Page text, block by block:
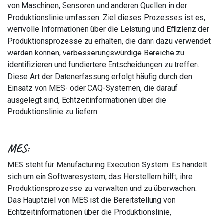
von Maschinen, Sensoren und anderen Quellen in der
Produktionslinie umfassen. Ziel dieses Prozesses ist es,
wertvolle Informationen über die Leistung und Effizienz der
Produktionsprozesse zu erhalten, die dann dazu verwendet
werden können, verbesserungswürdige Bereiche zu
identifizieren und fundiertere Entscheidungen zu treffen.
Diese Art der Datenerfassung erfolgt häufig durch den
Einsatz von MES- oder CAQ-Systemen, die darauf
ausgelegt sind, Echtzeitinformationen über die
Produktionslinie zu liefern.
MES:
MES steht für Manufacturing Execution System. Es handelt
sich um ein Softwaresystem, das Herstellern hilft, ihre
Produktionsprozesse zu verwalten und zu überwachen.
Das Hauptziel von MES ist die Bereitstellung von
Echtzeitinformationen über die Produktionslinie,